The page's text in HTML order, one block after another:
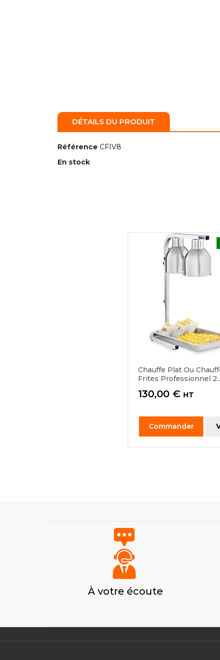
DÉTAILS DU PRODUIT
Référence CFIV8
En stock
Chauffe Plat Ou
Frites Professionnel
Prix
130,00 € HT
Commander
À votre écoute